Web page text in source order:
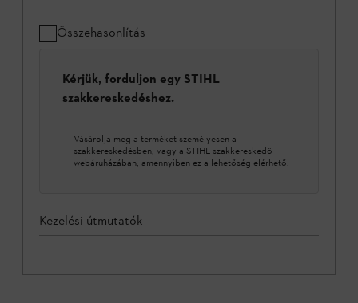
Összehasonlítás
Kérjük, forduljon egy STIHL
szakkereskedéshez.
Vásárolja meg a terméket személyesen a
szakkereskedésben, vagy a STIHL szakkereskedő
webáruházában, amennyiben ez a lehetőség elérhető.
Kezelési útmutatók